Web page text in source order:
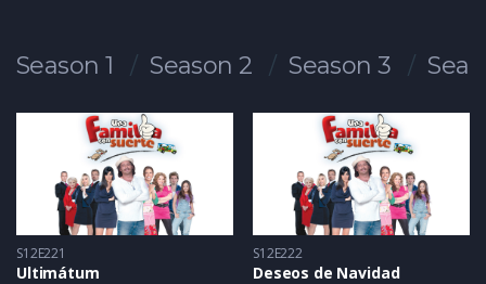
Season 1 Season 2 Season 3
S12E221
Ultimátum
S12E222
Deseos de Navidad